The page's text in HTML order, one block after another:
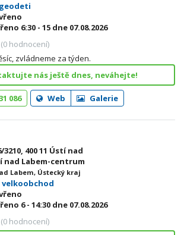
6:30 - 15 dne 07.08.2026
(0 hodnocení)
zvládneme za týden.
nás ještě dnes, neváhejte!
086 Web Galerie
400 11 Ústí nad
nad Labem-centrum
Labem, Ústecký kraj
velkoobchod
6 - 14:30 dne 07.08.2026
(0 hodnocení)